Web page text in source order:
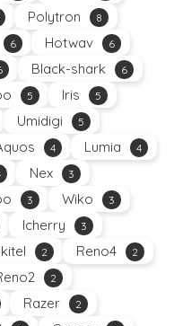
Polytron 8
6 Hotwav 6
Black-shark 6
5 Iris 5
Umidigi 5
4 Lumia 4
Nex 3
3 Wiko 3
Icherry 3
2 Reno4 2
2
Razer 2